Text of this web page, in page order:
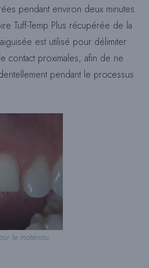
pendant environ deux minutes.
Tuff-Temp Plus récupérée de la
est utilisé pour délimiter
contact proximales, afin de ne
pendant le processus
le matériau